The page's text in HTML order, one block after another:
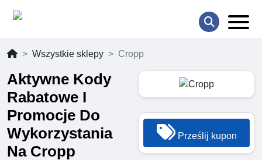
Wszystkie sklepy Cropp
Aktywne Kody
Rabatowe I
Promocje Do
Wykorzystania
Na Cropp
Prześlij kupon